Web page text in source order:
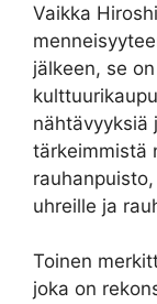
Vaikka
jälkeen, se
nähtävyyksiä
tärkeimmistä
uhreille ja
Toinen
joka on